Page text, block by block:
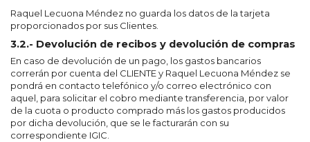
Raquel Lecuona Méndez no guarda los datos de la tarjeta
proporcionados por sus Clientes.
3.2.- Devolución de recibos y devolución de compras
En caso de devolución de un pago, los gastos bancarios
correrán por cuenta del CLIENTE y Raquel Lecuona Méndez se
pondrá en contacto telefónico y/o correo electrónico con
aquel, para solicitar el cobro mediante transferencia, por valor
de la cuota o producto comprado más los gastos producidos
por dicha devolución, que se le facturarán con su
correspondiente IGIC.